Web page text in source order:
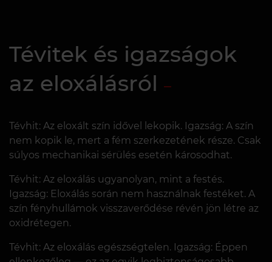
Tévitek és igazságok
az eloxálásról
Tévhit: Az eloxált szín idővel lekopik. Igazság: A szín
nem kopik le, mert a fém szerkezetének része. Csak
súlyos mechanikai sérülés esetén károsodhat.
Tévhit: Az eloxálás ugyanolyan, mint a festés.
Igazság: Eloxálás során nem használnak festéket. A
szín fényhullámok visszaverődése révén jön létre az
oxidrétegen.
Tévhit: Az eloxálás egészségtelen. Igazság: Éppen